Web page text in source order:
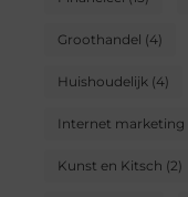
Groothandel (4)
Huishoudelijk (4)
Internet marketing
Kunst en Kitsch (2)